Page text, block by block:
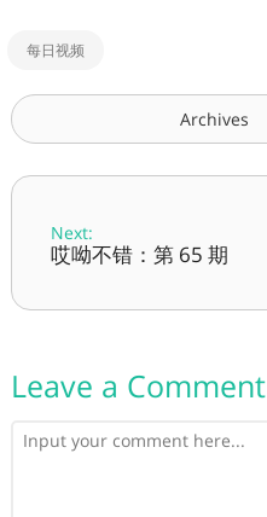
每日视频
Archives
Next:
哎呦不错：第 65 期
Leave a Comment